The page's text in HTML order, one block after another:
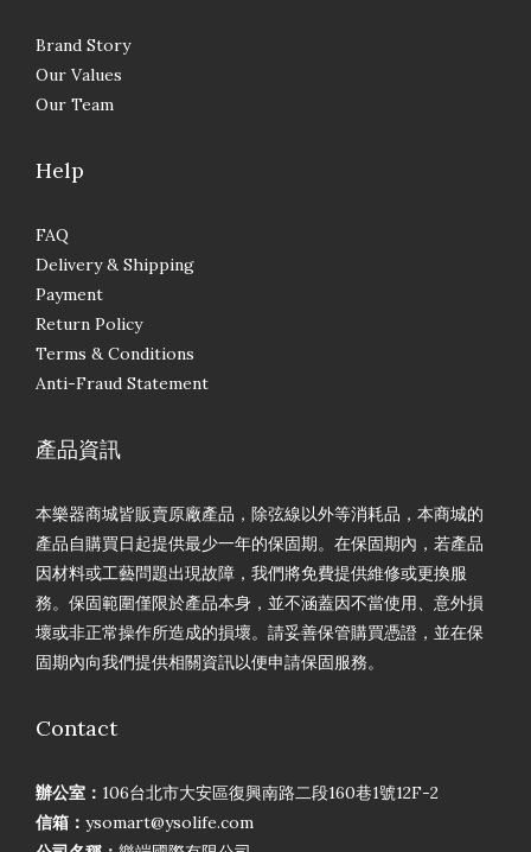
Brand Story
Our Values
Our Team
Help
FAQ
Delivery & Shipping
Payment
Return Policy
Terms & Conditions
Anti-Fraud Statement
產品資訊
本樂器商城皆販賣原廠產品，除弦線以外等消耗品，本商城的
產品自購買日起提供最少一年的保固期。在保固期內，若產品
因材料或工藝問題出現故障，我們將免費提供維修或更換服
務。保固範圍僅限於產品本身，並不涵蓋因不當使用、意外損
壞或非正常操作所造成的損壞。請妥善保管購買憑證，並在保
固期內向我們提供相關資訊以便申請保固服務。
Contact
辦公室： 106台北市大安區復興南路二段160巷1號12F-2
信箱： ysomart@ysolife.com